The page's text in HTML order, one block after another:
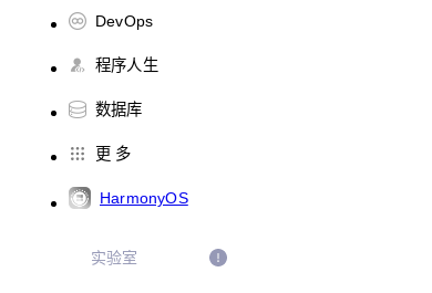
DevOps
程序人生
数据库
更 多
HarmonyOS
实验室